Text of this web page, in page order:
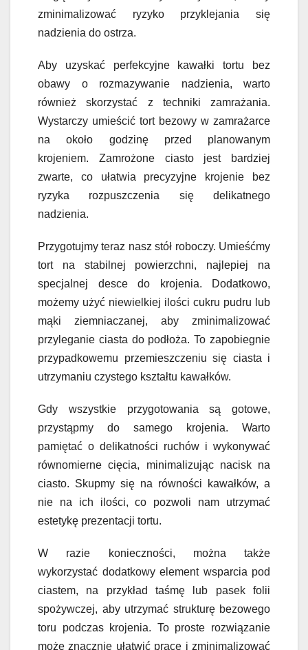
zminimalizować ryzyko przyklejania się
nadzienia do ostrza.
Aby uzyskać perfekcyjne kawałki tortu bez
obawy o rozmazywanie nadzienia, warto
również skorzystać z techniki zamrażania.
Wystarczy umieścić tort bezowy w zamrażarce
na około godzinę przed planowanym
krojeniem. Zamrożone ciasto jest bardziej
zwarte, co ułatwia precyzyjne krojenie bez
ryzyka rozpuszczenia się delikatnego
nadzienia.
Przygotujmy teraz nasz stół roboczy. Umieśćmy
tort na stabilnej powierzchni, najlepiej na
specjalnej desce do krojenia. Dodatkowo,
możemy użyć niewielkiej ilości cukru pudru lub
mąki ziemniaczanej, aby zminimalizować
przyleganie ciasta do podłoża. To zapobiegnie
przypadkowemu przemieszczeniu się ciasta i
utrzymaniu czystego kształtu kawałków.
Gdy wszystkie przygotowania są gotowe,
przystąpmy do samego krojenia. Warto
pamiętać o delikatności ruchów i wykonywać
równomierne cięcia, minimalizując nacisk na
ciasto. Skupmy się na równości kawałków, a
nie na ich ilości, co pozwoli nam utrzymać
estetykę prezentacji tortu.
W razie konieczności, można także
wykorzystać dodatkowy element wsparcia pod
ciastem, na przykład taśmę lub pasek folii
spożywczej, aby utrzymać strukturę bezowego
toru podczas krojenia. To proste rozwiązanie
może znacznie ułatwić pracę i zminimalizować